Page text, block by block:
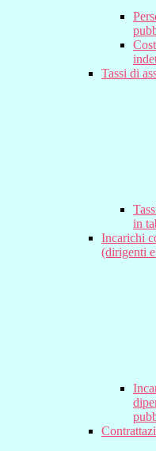
Tassi di
in
Incarichi
(dirigenti